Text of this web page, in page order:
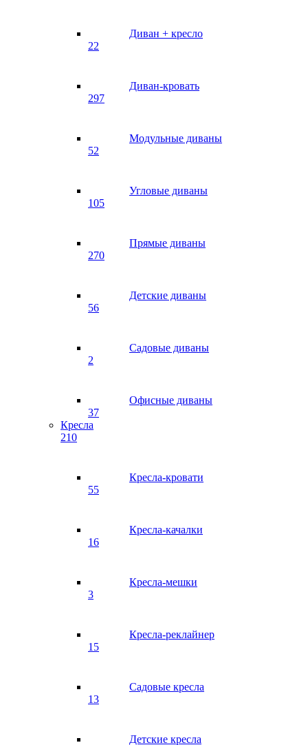
Диван + кресло
22
Диван-кровать
297
Модульные диваны
52
Угловые диваны
105
Прямые диваны
270
Детские диваны
56
Садовые диваны
2
Офисные диваны
37
Кресла
210
Кресла-кровати
55
Кресла-качалки
16
Кресла-мешки
3
Кресла-реклайнер
15
Садовые кресла
13
Детские кресла